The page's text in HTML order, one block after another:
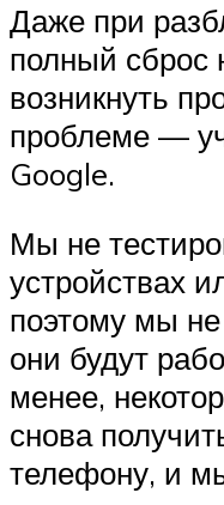
Даже при
полный сброс
возникнуть
проблеме —
Google.
Мы не
устройствах
поэтому мы
они будут
менее,
снова
телефону, и